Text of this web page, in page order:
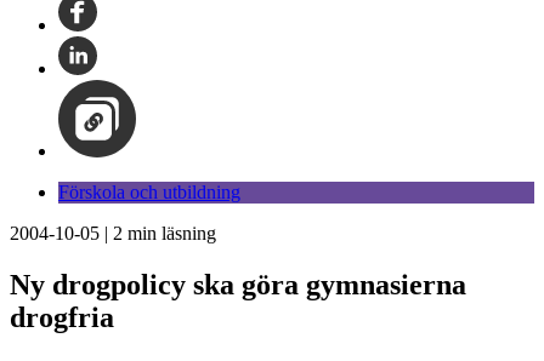
Förskola och utbildning
2004-10-05 | 2 min läsning
Ny drogpolicy ska göra gymnasierna
drogfria